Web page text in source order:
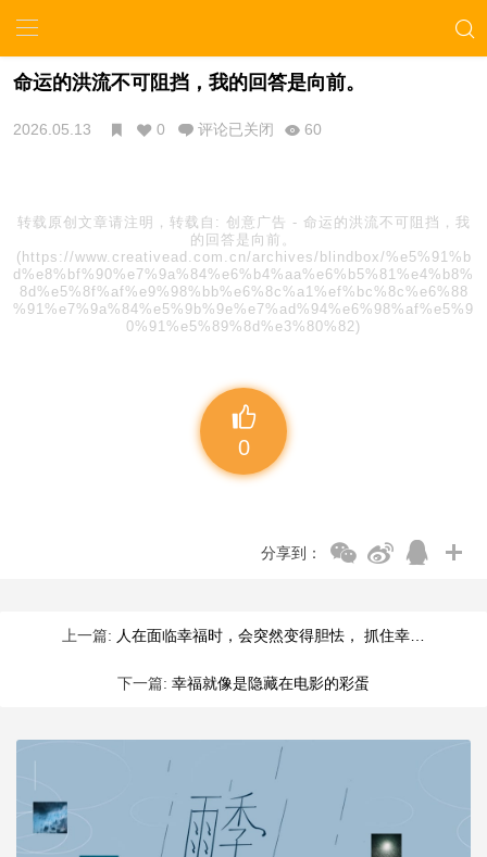
命运的洪流不可阻挡，我的回答是向前。
2026.05.13 0 评论已关闭 60
转载原创文章请注明，转载自: 创意广告 - 命运的洪流不可阻挡，我
的回答是向前。
(https://www.creativead.com.cn/archives/blindbox/%e5%91%b
d%e8%bf%90%e7%9a%84%e6%b4%aa%e6%b5%81%e4%b8%
8d%e5%8f%af%e9%98%bb%e6%8c%a1%ef%bc%8c%e6%88
%91%e7%9a%84%e5%9b%9e%e7%ad%94%e6%98%af%e5%9
0%91%e5%89%8d%e3%80%82)
0
分享到：
上一篇: 人在面临幸福时，会突然变得胆怯， 抓住幸…
下一篇: 幸福就像是隐藏在电影的彩蛋